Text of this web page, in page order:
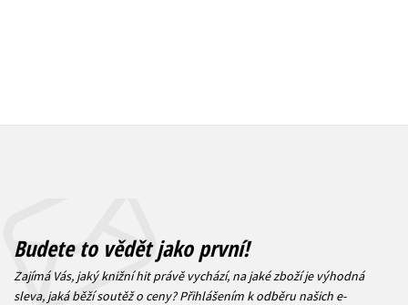
Budete to vědět jako první!
Zajímá Vás, jaký knižní hit právě vychází, na jaké zboží je výhodná
sleva, jaká běží soutěž o ceny? Přihlášením k odběru našich e-